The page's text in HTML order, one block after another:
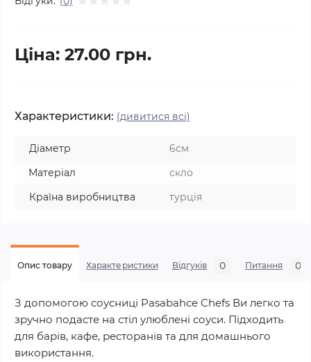
Ціна: 27.00 грн.
Характеристики: (дивитися всі)
Діаметр
6см
Матеріал
скло
Країна виробництва
турція
Опис товару Характеристики Відгуків 0 Питання 0
З допомогою соусниці Pasabahce Chefs Ви легко та
зручно подасте на стіл улюблені соуси. Підходить
для барів, кафе, ресторанів та для домашнього
використання.